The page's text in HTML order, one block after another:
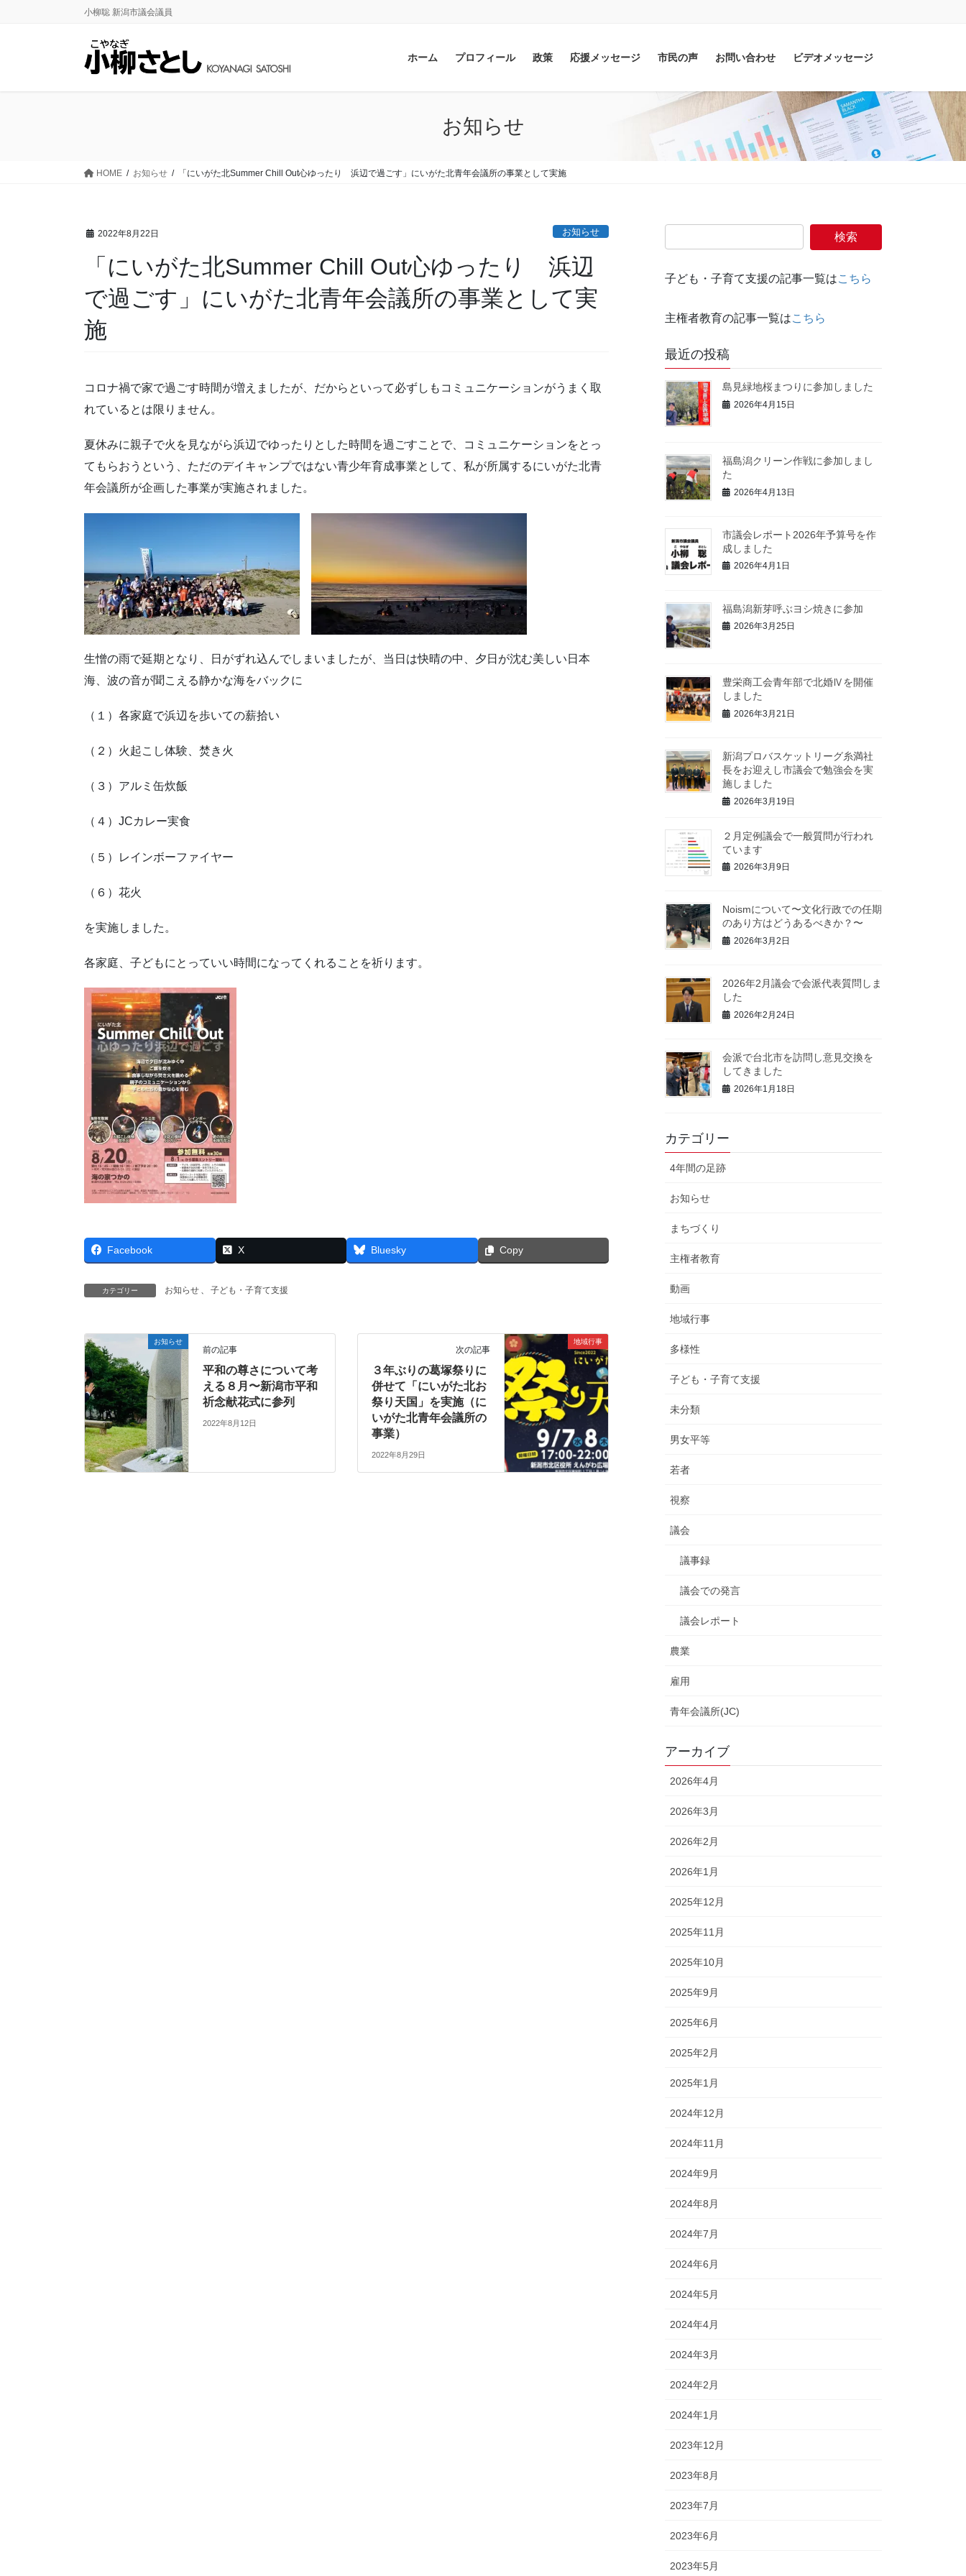
小柳聡 新潟市議会議員
ホーム プロフィール 政策 応援メッセージ 市民の声 お問い合わせ ビデオメッセージ
お知らせ
HOME お知らせ 「にいがた北Summer Chill Out心ゆったり 浜辺で過ごす」にいがた北青年会議所の事業として実施
2022年8月22日 お知らせ
「にいがた北Summer Chill Out心ゆったり 浜辺
で過ごす」にいがた北青年会議所の事業として実
施
コロナ禍で家で過ごす時間が増えましたが、だからといって必ずしもコミュニケーションがうまく取
れているとは限りません。
夏休みに親子で火を見ながら浜辺でゆったりとした時間を過ごすことで、コミュニケーションをとっ
てもらおうという、ただのデイキャンプではない青少年育成事業として、私が所属するにいがた北青
年会議所が企画した事業が実施されました。
生憎の雨で延期となり、日がずれ込んでしまいましたが、当日は快晴の中、夕日が沈む美しい日本
海、波の音が聞こえる静かな海をバックに
（１）各家庭で浜辺を歩いての薪拾い
（２）火起こし体験、焚き火
（３）アルミ缶炊飯
（４）JCカレー実食
（５）レインボーファイヤー
（６）花火
を実施しました。
各家庭、子どもにとっていい時間になってくれることを祈ります。
Facebook X Bluesky Copy
カテゴリー お知らせ 、 子ども・子育て支援
お知らせ
前の記事
平和の尊さについて考
える８月〜新潟市平和
祈念献花式に参列
2022年8月12日
地域行事
次の記事
３年ぶりの葛塚祭りに
併せて「にいがた北お
祭り天国」を実施（に
いがた北青年会議所の
事業）
2022年8月29日
子ども・子育て支援の記事一覧はこちら
主権者教育の記事一覧はこちら
最近の投稿
島見緑地桜まつりに参加しました
2026年4月15日
福島潟クリーン作戦に参加しまし
た
2026年4月13日
市議会レポート2026年予算号を作
成しました
2026年4月1日
福島潟新芽呼ぶヨシ焼きに参加
2026年3月25日
豊栄商工会青年部で北婚Ⅳを開催
しました
2026年3月21日
新潟プロバスケットリーグ糸満社
長をお迎えし市議会で勉強会を実
施しました
2026年3月19日
２月定例議会で一般質問が行われ
ています
2026年3月9日
Noismについて〜文化行政での任期
のあり方はどうあるべきか？〜
2026年3月2日
2026年2月議会で会派代表質問しま
した
2026年2月24日
会派で台北市を訪問し意見交換を
してきました
2026年1月18日
カテゴリー
4年間の足跡
お知らせ
まちづくり
主権者教育
動画
地域行事
多様性
子ども・子育て支援
未分類
男女平等
若者
視察
議会
議事録
議会での発言
議会レポート
農業
雇用
青年会議所(JC)
アーカイブ
2026年4月
2026年3月
2026年2月
2026年1月
2025年12月
2025年11月
2025年10月
2025年9月
2025年6月
2025年2月
2025年1月
2024年12月
2024年11月
2024年9月
2024年8月
2024年7月
2024年6月
2024年5月
2024年4月
2024年3月
2024年2月
2024年1月
2023年12月
2023年8月
2023年7月
2023年6月
2023年5月